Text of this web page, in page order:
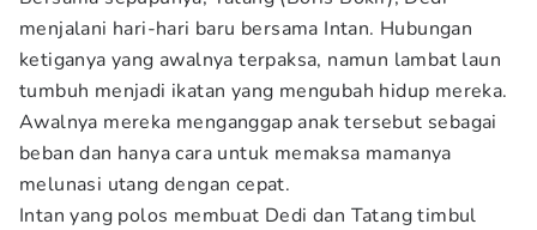
menjalani hari-hari baru bersama Intan. Hubungan
ketiganya yang awalnya terpaksa, namun lambat laun
tumbuh menjadi ikatan yang mengubah hidup mereka.
Awalnya mereka menganggap anak tersebut sebagai
beban dan hanya cara untuk memaksa mamanya
melunasi utang dengan cepat.
Intan yang polos membuat Dedi dan Tatang timbul